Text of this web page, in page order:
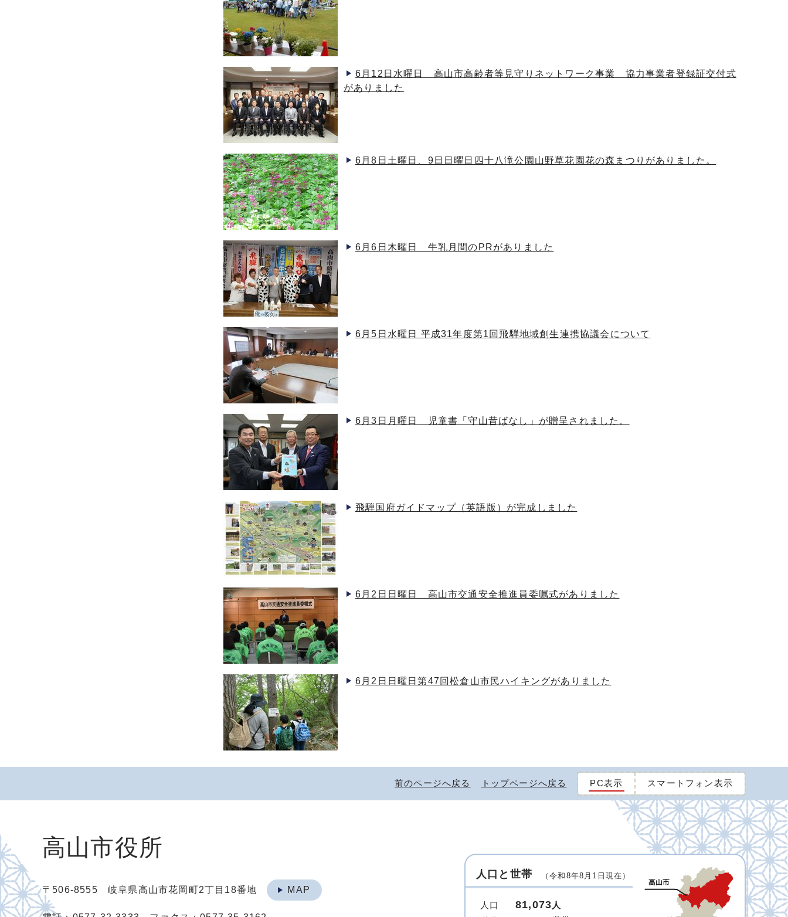
6月12日水曜日 高山市高齢者等見守りネットワーク事業 協力事業者登録証交付式
がありました
6月8日土曜日、9日日曜日四十八滝公園山野草花園花の森まつりがありました。
6月6日木曜日 牛乳月間のPRがありました
6月5日水曜日 平成31年度第1回飛騨地域創生連携協議会について
6月3日月曜日 児童書「守山昔ばなし」が贈呈されました。
飛騨国府ガイドマップ（英語版）が完成しました
6月2日日曜日 高山市交通安全推進員委嘱式がありました
6月2日日曜日第47回松倉山市民ハイキングがありました
前のページへ戻る トップページへ戻る PC表示 スマートフォン表示
高山市役所
〒506-8555 岐阜県高山市花岡町2丁目18番地 MAP
人口と世帯 （令和8年8月1日現在）
人口 81,073 人